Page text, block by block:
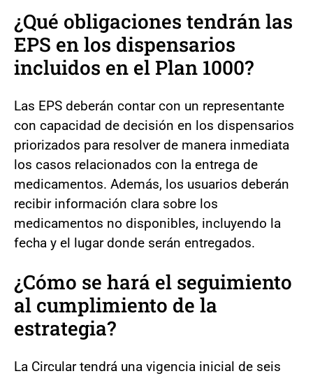
¿Qué obligaciones tendrán las
EPS en los dispensarios
incluidos en el Plan 1000?
Las EPS deberán contar con un representante
con capacidad de decisión en los dispensarios
priorizados para resolver de manera inmediata
los casos relacionados con la entrega de
medicamentos. Además, los usuarios deberán
recibir información clara sobre los
medicamentos no disponibles, incluyendo la
fecha y el lugar donde serán entregados.
¿Cómo se hará el seguimiento
al cumplimiento de la
estrategia?
La Circular tendrá una vigencia inicial de seis